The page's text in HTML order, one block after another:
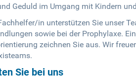
Geduld im Umgang mit Kindern
in unterstützen Sie unser
sowie bei der Prophylaxe.
zeichnen Sie aus. Wir
Sie bei uns